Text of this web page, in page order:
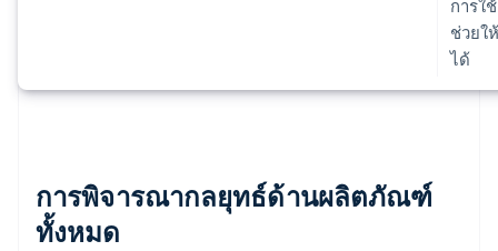
การใ
ช่วยใ
ได้
การพิจารณากลยุทธ์ด้านผลิตภัณฑ์
ทั้งหมด